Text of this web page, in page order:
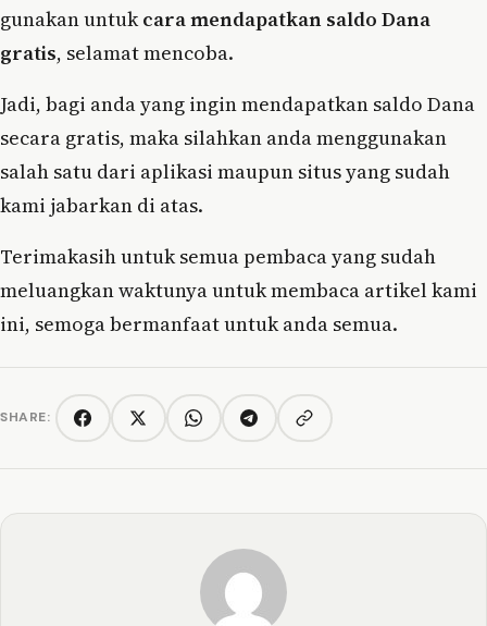
gunakan untukcara mendapatkan saldo Dana
gratis, selamat mencoba.
Jadi, bagi anda yang ingin mendapatkan saldo Dana
secara gratis, maka silahkan anda menggunakan
salah satu dari aplikasi maupun situs yang sudah
kami jabarkan di atas.
Terimakasih untuk semua pembaca yang sudah
meluangkan waktunya untuk membaca artikel kami
ini, semoga bermanfaat untuk anda semua.
SHARE: FacebookTwitter/XWhatsAppTelegramCopy link